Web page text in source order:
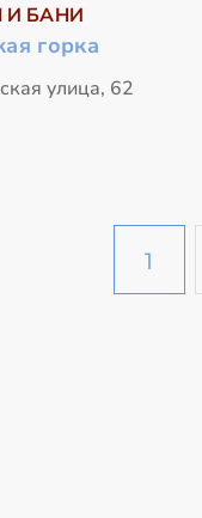
И БАНИ
горка
улица, 62
1